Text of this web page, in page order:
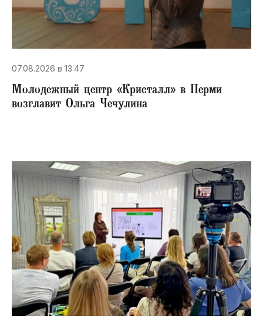
07.08.2026 в 13:47
Молодежный центр «Кристалл» в Перми
возглавит Ольга Чечулина